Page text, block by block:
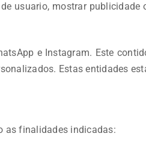
usuario, mostrar
e Instagram. Este
Estas entidades
as finalidades indicadas: